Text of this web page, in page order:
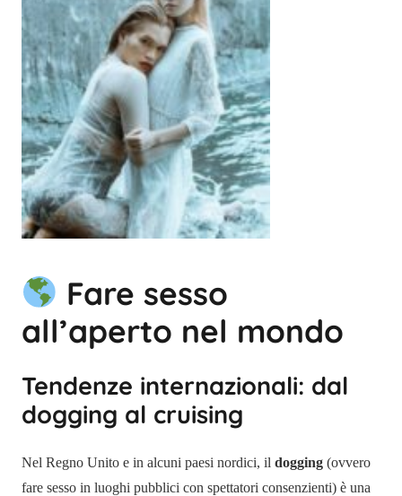
Fare sesso
all’aperto nel mondo
Tendenze internazionali: dal
dogging al cruising
Nel Regno Unito e in alcuni paesi nordici, il dogging (ovvero
fare sesso in luoghi pubblici con spettatori consenzienti) è una